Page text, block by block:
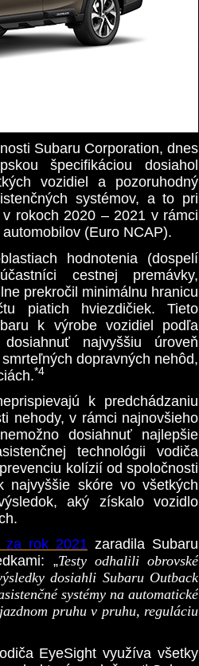
Subaru Corporation, dnes
špecifikáciou dosiahol
vozidiel a pozoruhodný
systémov, a to pri
rokoch 2020 – 2021 v rámci
(Euro NCAP).
hodnotenia (dospelí
cestnej premávky,
prekročil minimálnu hranicu
piatich hviezdičiek. Tieto
k výrobe vozidiel podľa
najvyššiu úroveň
dopravných nehôd,
*4
k predchádzaniu
nehody, v rámci najnovšieho
dosiahnuť najlepšie
technológii vodiča
kolízií od spoločnosti
najvyššie skóre vo všetkých
aký získalo vozidlo
za rok 2021zaradila Subaru
„Testy odhalili obrovské
dosiahli Subaru Outback
systémy na automatické
pruhu v pruhu, reguláciu
EyeSight využíva všetky